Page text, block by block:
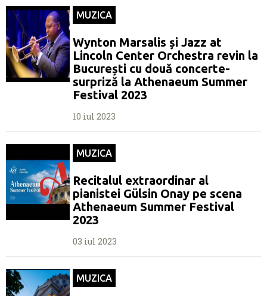
MUZICA
Wynton Marsalis și Jazz at
Lincoln Center Orchestra revin la
București cu două concerte-
surpriză la Athenaeum Summer
Festival 2023
10 iul 2023
MUZICA
Recitalul extraordinar al
pianistei Gülsin Onay pe scena
Athenaeum Summer Festival
2023
03 iul 2023
MUZICA